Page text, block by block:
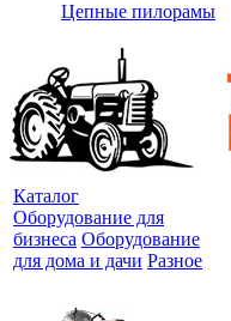
Цепные пилорамы
Каталог
Оборудование для
бизнеса Оборудование
для дома и дачи Разное